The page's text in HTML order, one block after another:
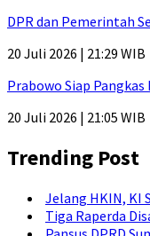
DPR dan Pemerintah
20 Juli 2026 | 21:29 WIB
Prabowo Siap
20 Juli 2026 | 21:05 WIB
Trending Post
Jelang HKIN, KI
Tiga Raperda